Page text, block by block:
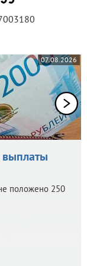
07.08.2026
выплаты
положено 250